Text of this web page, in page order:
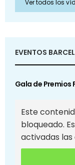
Ver todos los
EVENTOS
Gala de Premios
Este
bloqueado.
activadas las